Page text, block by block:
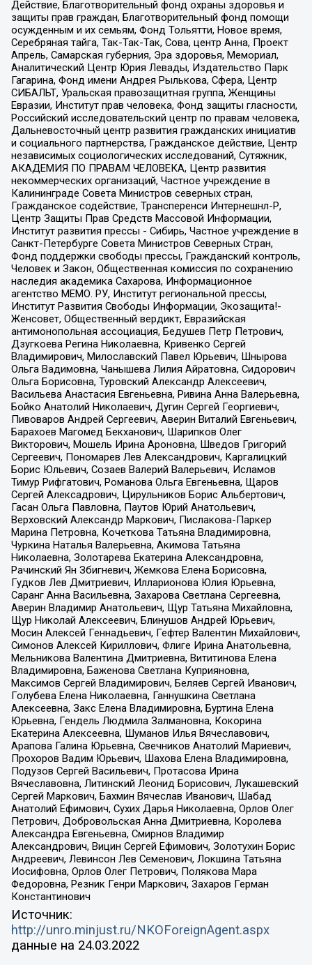
Действие, Благотворительный фонд охраны здоровья и
защиты прав граждан, Благотворительный фонд помощи
осужденным и их семьям, Фонд Тольятти, Новое время,
Серебряная тайга, Так-Так-Так, Сова, центр Анна, Проект
Апрель, Самарская губерния, Эра здоровья, Мемориал,
Аналитический Центр Юрия Левады, Издательство Парк
Гагарина, Фонд имени Андрея Рылькова, Сфера, Центр
СИБАЛЬТ, Уральская правозащитная группа, Женщины
Евразии, Институт прав человека, Фонд защиты гласности,
Российский исследовательский центр по правам человека,
Дальневосточный центр развития гражданских инициатив
и социального партнерства, Гражданское действие, Центр
независимых социологических исследований, Сутяжник,
АКАДЕМИЯ ПО ПРАВАМ ЧЕЛОВЕКА, Центр развития
некоммерческих организаций, Частное учреждение в
Калининграде Совета Министров северных стран,
Гражданское содействие, Трансперенси Интернешнл-Р,
Центр Защиты Прав Средств Массовой Информации,
Институт развития прессы - Сибирь, Частное учреждение в
Санкт-Петербурге Совета Министров Северных Стран,
Фонд поддержки свободы прессы, Гражданский контроль,
Человек и Закон, Общественная комиссия по сохранению
наследия академика Сахарова, Информационное
агентство МЕМО. РУ, Институт региональной прессы,
Институт Развития Свободы Информации, Экозащита!-
Женсовет, Общественный вердикт, Евразийская
антимонопольная ассоциация, Бедушев Петр Петрович,
Дзугкоева Регина Николаевна, Кривенко Сергей
Владимирович, Милославский Павел Юрьевич, Шнырова
Ольга Вадимовна, Чанышева Лилия Айратовна, Сидорович
Ольга Борисовна, Туровский Александр Алексеевич,
Васильева Анастасия Евгеньевна, Ривина Анна Валерьевна,
Бойко Анатолий Николаевич, Дугин Сергей Георгиевич,
Пивоваров Андрей Сергеевич, Аверин Виталий Евгеньевич,
Барахоев Магомед Бекханович, Шарипков Олег
Викторович, Мошель Ирина Ароновна, Шведов Григорий
Сергеевич, Пономарев Лев Александрович, Каргалицкий
Борис Юльевич, Созаев Валерий Валерьевич, Исламов
Тимур Рифгатович, Романова Ольга Евгеньевна, Щаров
Сергей Алексадрович, Цирульников Борис Альбертович,
Гасан Ольга Павловна, Паутов Юрий Анатольевич,
Верховский Александр Маркович, Пислакова-Паркер
Марина Петровна, Кочеткова Татьяна Владимировна,
Чуркина Наталья Валерьевна, Акимова Татьяна
Николаевна, Золотарева Екатерина Александровна,
Рачинский Ян Збигневич, Жемкова Елена Борисовна,
Гудков Лев Дмитриевич, Илларионова Юлия Юрьевна,
Саранг Анна Васильевна, Захарова Светлана Сергеевна,
Аверин Владимир Анатольевич, Щур Татьяна Михайловна,
Щур Николай Алексеевич, Блинушов Андрей Юрьевич,
Мосин Алексей Геннадьевич, Гефтер Валентин Михайлович,
Симонов Алексей Кириллович, Флиге Ирина Анатольевна,
Мельникова Валентина Дмитриевна, Вититинова Елена
Владимировна, Баженова Светлана Куприяновна,
Максимов Сергей Владимирович, Беляев Сергей Иванович,
Голубева Елена Николаевна, Ганнушкина Светлана
Алексеевна, Закс Елена Владимировна, Буртина Елена
Юрьевна, Гендель Людмила Залмановна, Кокорина
Екатерина Алексеевна, Шуманов Илья Вячеславович,
Арапова Галина Юрьевна, Свечников Анатолий Мариевич,
Прохоров Вадим Юрьевич, Шахова Елена Владимировна,
Подузов Сергей Васильевич, Протасова Ирина
Вячеславовна, Литинский Леонид Борисович, Лукашевский
Сергей Маркович, Бахмин Вячеслав Иванович, Шабад
Анатолий Ефимович, Сухих Дарья Николаевна, Орлов Олег
Петрович, Добровольская Анна Дмитриевна, Королева
Александра Евгеньевна, Смирнов Владимир
Александрович, Вицин Сергей Ефимович, Золотухин Борис
Андреевич, Левинсон Лев Семенович, Локшина Татьяна
Иосифовна, Орлов Олег Петрович, Полякова Мара
Федоровна, Резник Генри Маркович, Захаров Герман
Константинович
Источник:
http://unro.minjust.ru/NKOForeignAgent.aspx
данные на 24.03.2022